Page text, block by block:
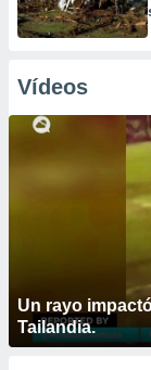
Vídeos
Un rayo
Tailandia.